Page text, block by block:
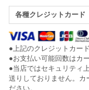
各種クレジットカード
●上記のクレジットカー
●お支払い可能回数はカ
●当店ではセキュリティ
送りしておりません。カ
ださい。